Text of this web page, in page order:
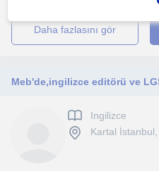
daha fazlasını gör
Ingilizce
Kartal